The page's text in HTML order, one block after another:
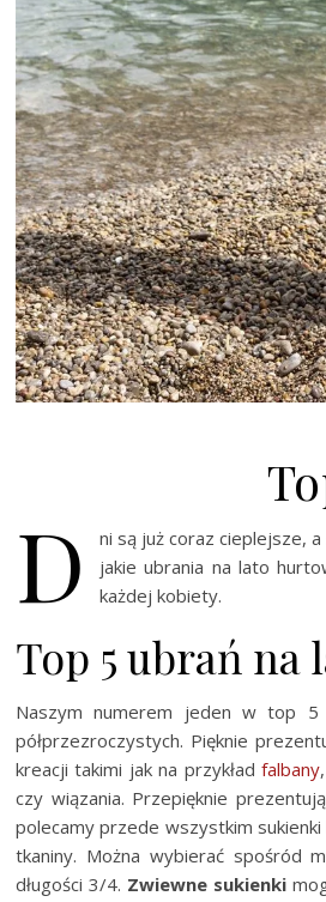
D
ni są już coraz cieplejsze,
jakie ubrania na lato
każdej kobiety.
Top 5 ubrań
Naszym numerem jeden w top
półprzezroczystych. Pięknie
kreacji takimi jak na przykładfalbany
czy wiązania. Przepięknie
polecamy przede wszystkim sukienki
tkaniny. Można wybierać spośród
długości 3/4. Zwiewne sukienki